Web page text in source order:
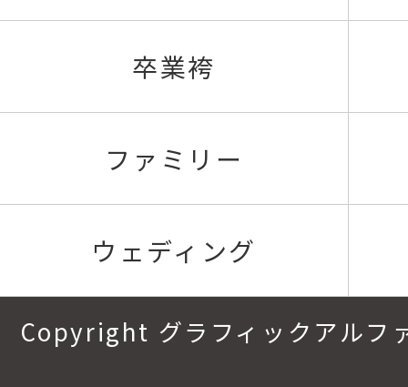
卒業袴
ファミリー
ウェディング
Copyright グラフィックアル